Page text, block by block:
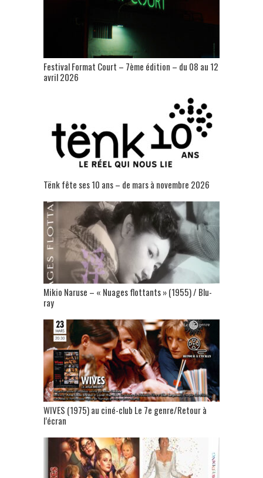
Festival Format Court – 7ème édition – du 08 au 12
avril 2026
Tënk fête ses 10 ans – de mars à novembre 2026
Mikio Naruse – « Nuages flottants » (1955) / Blu-
ray
WIVES (1975) au ciné-club Le 7e genre/Retour à
l’écran